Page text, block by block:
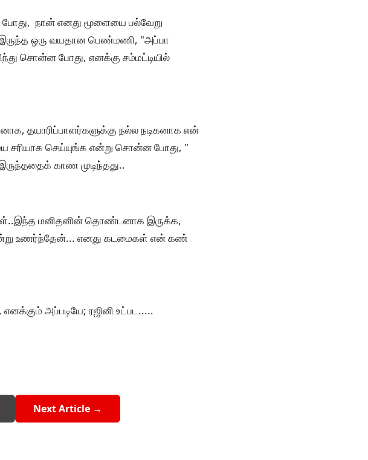
போது, நான் எனது மூளையை பல்வேறு
ஒரு வயதான பெண்மணி, "அப்பா
சொன்ன போது, எனக்கு சம்மட்டியில்
தயாரிப்பாளர்களுக்கு நல்ல நடிகனாக என்
சரியாக செய்யுங்க என்று சொன்ன போது, "
காண முடிந்தது..
மனிதனின் தொண்டனாக இருக்க,
உணர்ந்தேன்... எனது கடமைகள் என் கண்
அப்படியே; ரஜினி உட்பட.....
Next Article →